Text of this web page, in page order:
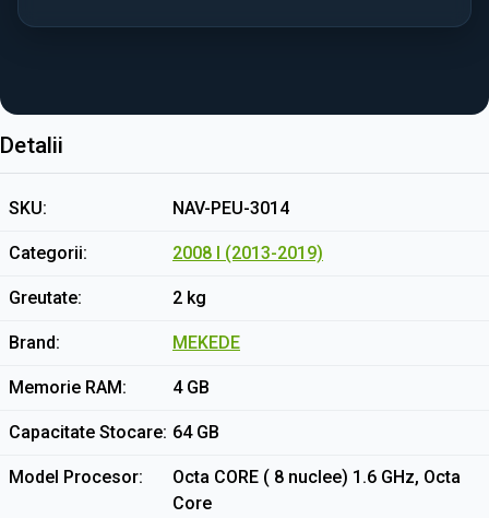
Detalii
SKU NAV-PEU-3014
Categorii 2008 I (2013-2019)
Greutate 2 kg
Brand MEKEDE
Memorie RAM 4 GB
Capacitate Stocare 64 GB
Model Procesor
Octa CORE ( 8 nuclee) 1.6 GHz, Octa
Core